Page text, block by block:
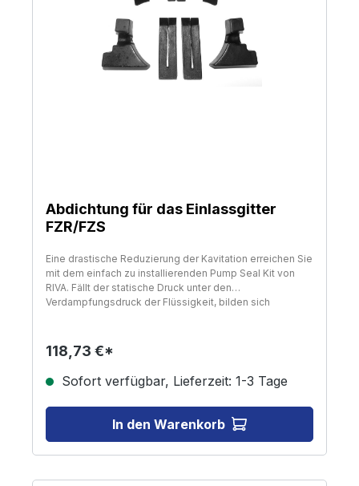
Abdichtung für das Einlassgitter
FZR/FZS
Eine drastische Reduzierung der Kavitation erreichen Sie
mit dem einfach zu installierenden Pump Seal Kit von
RIVA. Fällt der statische Druck unter den
Verdampfungsdruck der Flüssigkeit, bilden sich
Einlassgitter enthält detaillierte Einbauanleitung
Anwendung Yamaha FZS/FZR!
118,73 €*
Sofort verfügbar, Lieferzeit: 1-3 Tage
In den Warenkorb